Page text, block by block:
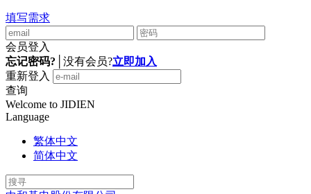
填写需求
会员登入
忘记密码?
没有会员?立即加入
重新登入
查询
Welcome to JIDIEN
Language
繁体中文
简体中文